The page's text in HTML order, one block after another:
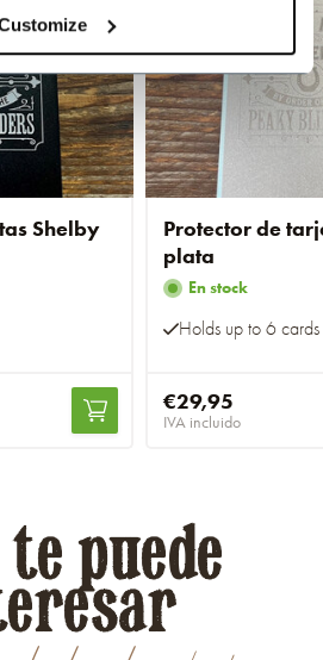
Shelby
Protector de
plata
En stock
Holds up to 6 cards
€29,95
IVA incluido
puede